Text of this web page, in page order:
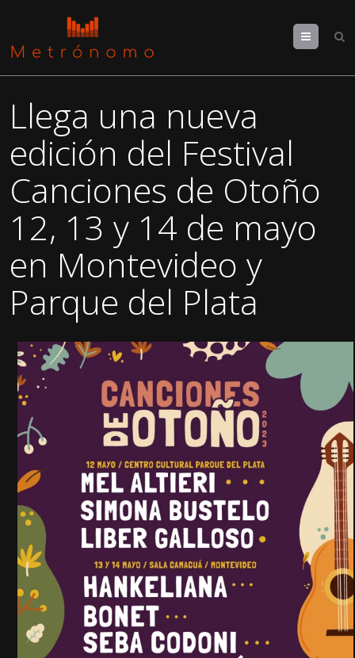
Menu
Llega una nueva
edición del Festival
Canciones de Otoño
12, 13 y 14 de mayo
en Montevideo y
Parque del Plata